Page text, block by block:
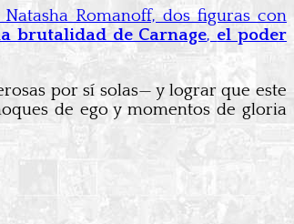
Natasha Romanoff, dos figuras con
brutalidad de Carnage, el poder
por sí solas— y lograr que este
de ego y momentos de gloria